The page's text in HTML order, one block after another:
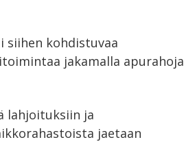
siihen kohdistuvaa
jakamalla apurahoja
lahjoituksiin ja
jaetaan